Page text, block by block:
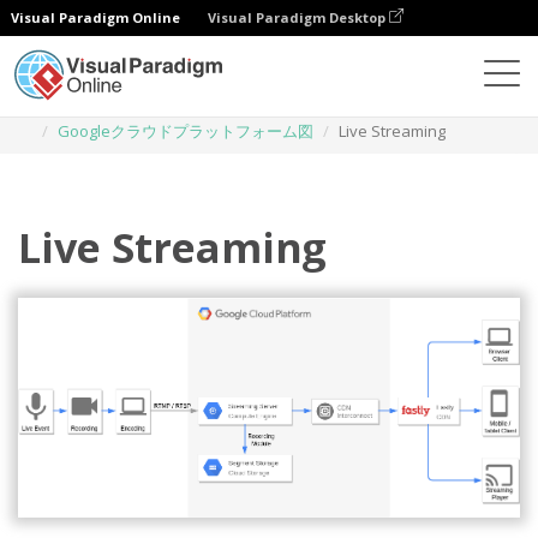
Visual Paradigm Online Visual Paradigm Desktop
Googleクラウドプラットフォーム図
Live Streaming
Live Streaming